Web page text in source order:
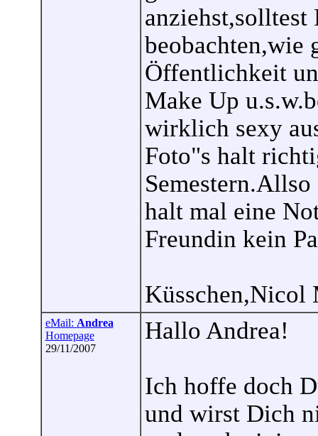
beobachten,wie
Öffentlichkeit
Make Up
wirklich sexy
Foto"s halt
halt mal eine
Freundin kein
Küsschen,Nicol
eMail: Andrea
Homepage
29/11/2007
Hallo Andrea!
Ich hoffe doch
und wirst Dich